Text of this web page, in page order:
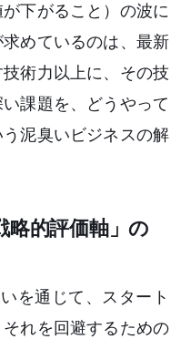
下がること）の波に
めているのは、最新
術力以上に、その技
課題を、どうやって
泥臭いビジネスの解
略的評価軸」の
を通じて、スタート
れを回避するための